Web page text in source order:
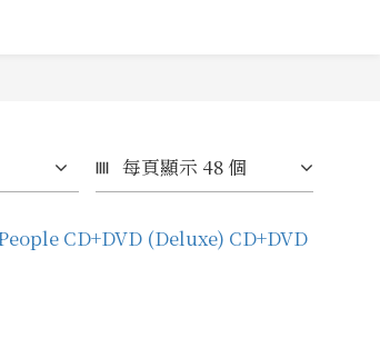
每頁顯示 48 個